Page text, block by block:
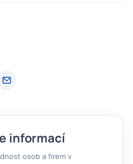
informací
osob a firem v